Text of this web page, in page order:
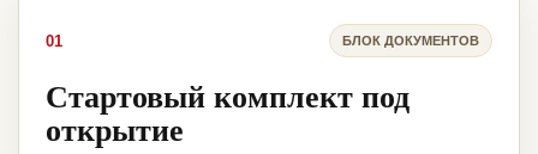
01 БЛОК ДОКУМЕНТОВ
Стартовый комплект под
открытие